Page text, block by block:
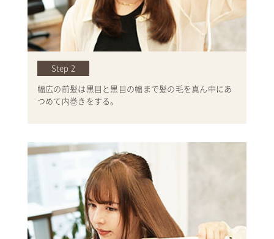
Step 2
幅広の前髪は黒目と黒目の幅まで髪の毛を真ん中にあ
つめて内巻きをする。